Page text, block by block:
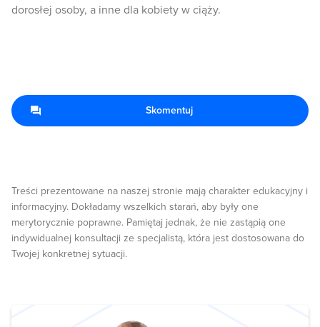
dorosłej osoby, a inne dla kobiety w ciąży.
Treści prezentowane na naszej stronie mają charakter edukacyjny i
informacyjny. Dokładamy wszelkich starań, aby były one
merytorycznie poprawne. Pamiętaj jednak, że nie zastąpią one
indywidualnej konsultacji ze specjalistą, która jest dostosowana do
Twojej konkretnej sytuacji.
Skomentuj